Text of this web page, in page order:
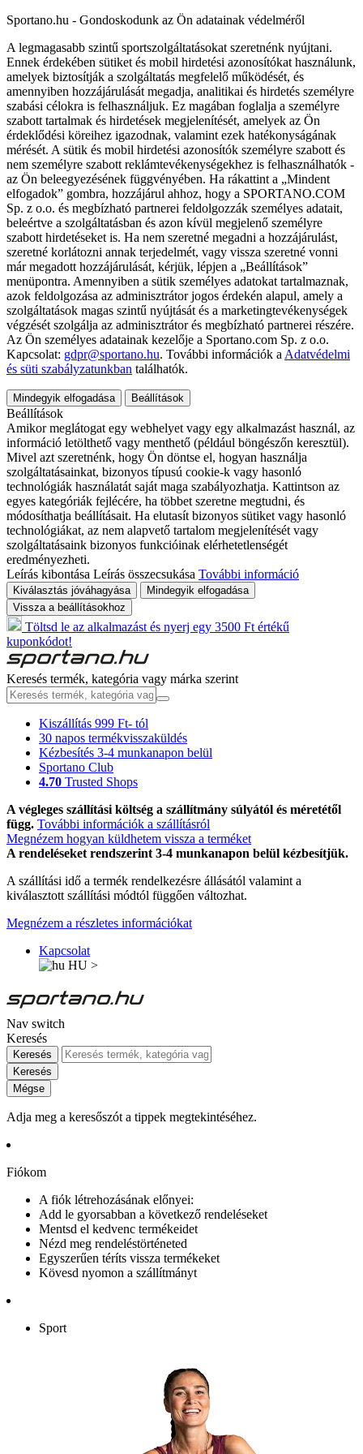
Sportano.hu - Gondoskodunk az Ön adatainak védelméről
A legmagasabb szintű sportszolgáltatásokat szeretnénk nyújtani.
Ennek érdekében sütiket és mobil hirdetési azonosítókat használunk,
amelyek biztosítják a szolgáltatás megfelelő működését, és
amennyiben hozzájárulását megadja, analitikai és hirdetés személyre
szabási célokra is felhasználjuk. Ez magában foglalja a személyre
szabott tartalmak és hirdetések megjelenítését, amelyek az Ön
érdeklődési köreihez igazodnak, valamint ezek hatékonyságának
mérését. A sütik és mobil hirdetési azonosítók személyre szabott és
nem személyre szabott reklámtevékenységekhez is felhasználhatók -
az Ön beleegyezésének függvényében. Ha rákattint a „Mindent
elfogadok” gombra, hozzájárul ahhoz, hogy a SPORTANO.COM
Sp. z o.o. és megbízható partnerei feldolgozzák személyes adatait,
beleértve a szolgáltatásban és azon kívül megjelenő személyre
szabott hirdetéseket is. Ha nem szeretné megadni a hozzájárulást,
szeretné korlátozni annak terjedelmét, vagy vissza szeretné vonni
már megadott hozzájárulását, kérjük, lépjen a „Beállítások”
menüpontra. Amennyiben a sütik személyes adatokat tartalmaznak,
azok feldolgozása az adminisztrátor jogos érdekén alapul, amely a
szolgáltatások magas szintű nyújtását és a marketingtevékenységek
végzését szolgálja az adminisztrátor és megbízható partnerei részére.
Az Ön személyes adatainak kezelője a Sportano.com Sp. z o.o.
Kapcsolat: gdpr@sportano.hu. További információk a Adatvédelmi
és süti szabályzatunkban találhatók.
Mindegyik elfogadása Beállítások
Beállítások
Amikor meglátogat egy webhelyet vagy egy alkalmazást használ, az
információ letölthető vagy menthető (például böngészőn keresztül).
Mivel azt szeretnénk, hogy Ön döntse el, hogyan használja
szolgáltatásainkat, bizonyos típusú cookie-k vagy hasonló
technológiák használatát saját maga szabályozhatja. Kattintson az
egyes kategóriák fejlécére, ha többet szeretne megtudni, és
módosíthatja beállításait. Ha elutasít bizonyos sütiket vagy hasonló
technológiákat, az nem alapvető tartalom megjelenítését vagy
szolgáltatásaink bizonyos funkcióinak elérhetetlenségét
eredményezheti.
Leírás kibontása Leírás összecsukása További információ
Kiválasztás jóváhagyása
Mindegyik elfogadása
Vissza a beállításokhoz
Töltsd le az alkalmazást és nyerj egy 3500 Ft értékű
kuponkódot!
Keresés termék, kategória vagy márka szerint
Kiszállítás 999 Ft- tól
30 napos termékvisszaküldés
Kézbesítés 3-4 munkanapon belül
Sportano Club
4.70 Trusted Shops
A végleges szállítási költség a szállítmány súlyától és méretétől
függ. További információk a szállításról
Megnézem hogyan küldhetem vissza a terméket
A rendeléseket rendszerint 3-4 munkanapon belül kézbesítjük.
A szállítási idő a termék rendelkezésre állásától valamint a
kiválasztott szállítási módtól függően változhat.
Megnézem a részletes információkat
Kapcsolat
HU >
Nav switch
Keresés
Keresés
Keresés
Mégse
Adja meg a keresőszót a tippek megtekintéséhez.
Fiókom
A fiók létrehozásának előnyei:
Add le gyorsabban a következő rendeléseket
Mentsd el kedvenc termékeidet
Nézd meg rendeléstörténeted
Egyszerűen téríts vissza termékeket
Kövesd nyomon a szállítmányt
Sport